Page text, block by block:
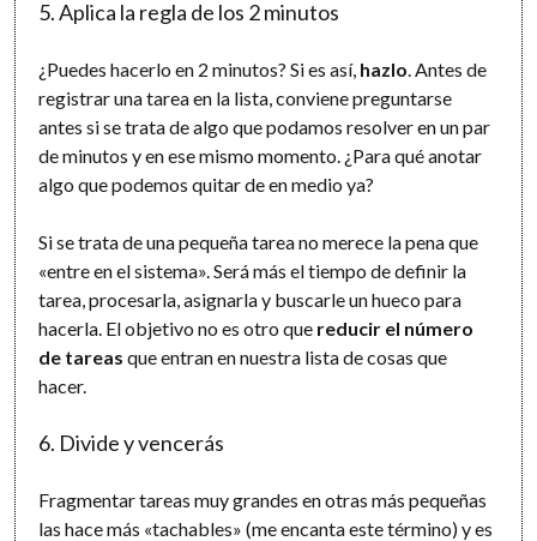
5. Aplica la regla de los 2 minutos
¿Puedes hacerlo en 2 minutos? Si es así, hazlo . Antes de
registrar una tarea en la lista, conviene preguntarse
antes si se trata de algo que podamos resolver en un par
de minutos y en ese mismo momento. ¿Para qué anotar
algo que podemos quitar de en medio ya?
Si se trata de una pequeña tarea no merece la pena que
«entre en el sistema». Será más el tiempo de definir la
tarea, procesarla, asignarla y buscarle un hueco para
hacerla. El objetivo no es otro que reducir el número
de tareas que entran en nuestra lista de cosas que
hacer.
6. Divide y vencerás
Fragmentar tareas muy grandes en otras más pequeñas
las hace más «tachables» (me encanta este término) y es